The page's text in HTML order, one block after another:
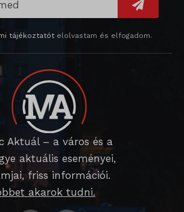
tájékoztatótelolvastam és elfogadom.
Aktuál – a város és a
aktuális eseményei,
friss információi.
akarok tudni.